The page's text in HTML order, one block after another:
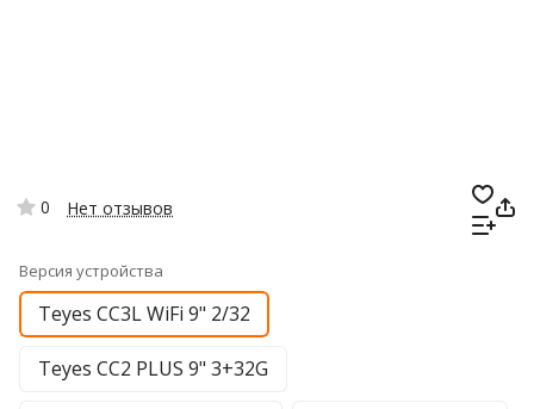
0 Нет отзывов
Версия устройства
Teyes CC3L WiFi 9" 2/32
Teyes CC2 PLUS 9" 3+32G